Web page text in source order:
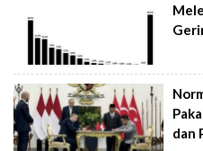
dan